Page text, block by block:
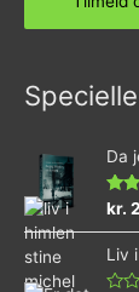
Da
kr.
Liv